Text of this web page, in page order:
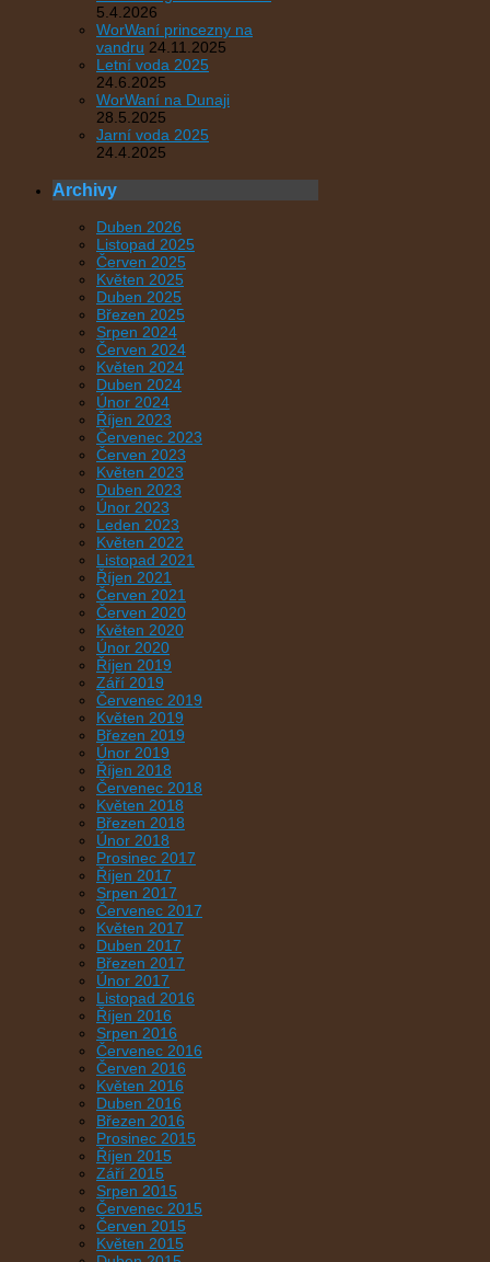
5.4.2026
WorWaní princezny na
vandru 24.11.2025
Letní voda 2025
24.6.2025
WorWaní na Dunaji
28.5.2025
Jarní voda 2025
24.4.2025
Archivy
Duben 2026
Listopad 2025
Červen 2025
Květen 2025
Duben 2025
Březen 2025
Srpen 2024
Červen 2024
Květen 2024
Duben 2024
Únor 2024
Říjen 2023
Červenec 2023
Červen 2023
Květen 2023
Duben 2023
Únor 2023
Leden 2023
Květen 2022
Listopad 2021
Říjen 2021
Červen 2021
Červen 2020
Květen 2020
Únor 2020
Říjen 2019
Září 2019
Červenec 2019
Květen 2019
Březen 2019
Únor 2019
Říjen 2018
Červenec 2018
Květen 2018
Březen 2018
Únor 2018
Prosinec 2017
Říjen 2017
Srpen 2017
Červenec 2017
Květen 2017
Duben 2017
Březen 2017
Únor 2017
Listopad 2016
Říjen 2016
Srpen 2016
Červenec 2016
Červen 2016
Květen 2016
Duben 2016
Březen 2016
Prosinec 2015
Říjen 2015
Září 2015
Srpen 2015
Červenec 2015
Červen 2015
Květen 2015